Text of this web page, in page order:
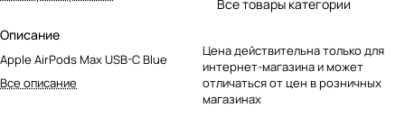
Описание
Apple AirPods Max USB-C Blue
Все описание
Все товары категории
Цена действительна только для
интернет-магазина и может
отличаться от цен в розничных
магазинах